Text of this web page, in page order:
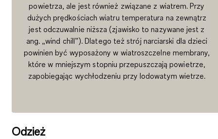
powietrza, ale jest również związane z wiatrem. Przy
dużych prędkościach wiatru temperatura na zewnątrz
jest odczuwalnie niższa (zjawisko to nazywane jest z
ang. „wind chill”). Dlatego też strój narciarski dla dzieci
powinien być wyposażony w wiatroszczelne membrany,
które w mniejszym stopniu przepuszczają powietrze,
zapobiegając wychłodzeniu przy lodowatym wietrze.
Odzież